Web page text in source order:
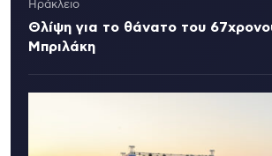
Ηράκλειο
Θλίψη για το θάνατο του
Μπριλάκη